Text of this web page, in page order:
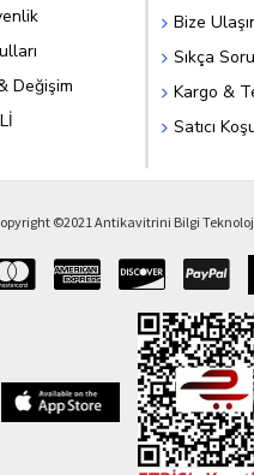
Değişim
Bize
Sıkça
Kargo &
Satıcı
©2021 Antikavitrini Bilgi